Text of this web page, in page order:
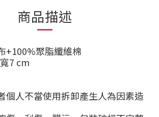
商品描述
+100%聚脂纖維棉
7 cm
個人不當使用拆卸產生人為因素造